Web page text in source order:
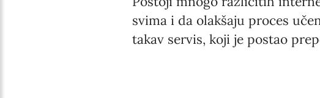
svima i da olakšaju proces
takav servis, koji je postao